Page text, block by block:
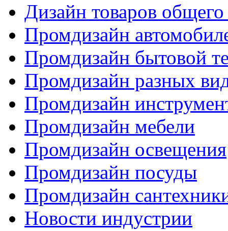
Дизайн товаров общего
Промдизайн
Промдизайн бытовой
Промдизайн разных
Промдизайн
Промдизайн мебели
Промдизайн освещения
Промдизайн посуды
Промдизайн
Новости индустрии